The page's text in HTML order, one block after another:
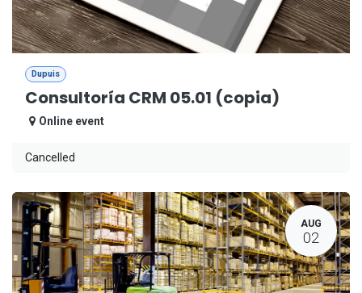
Dupuis
Consultoría CRM 05.01 (copia)
Online event
Cancelled
AUG
02